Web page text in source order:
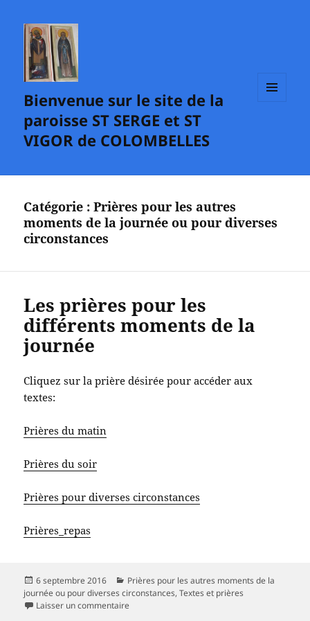
Bienvenue sur le site de la
paroisse ST SERGE et ST
VIGOR de COLOMBELLES
Catégorie :Prières pour les autres
moments de la journée ou pour diverses
circonstances
Les prières pour les
différents moments de la
journée
Cliquez sur la prière désirée pour accéder aux
textes:
Prières du matin
Prières du soir
Prières pour diverses circonstances
Prières_repas
Publié
le
6 septembre 2016 Catégories
Prières pour les autres moments de la
journée ou pour diverses circonstances,Textes et prières
Laisser un commentairesur Les prières pour les différents moments